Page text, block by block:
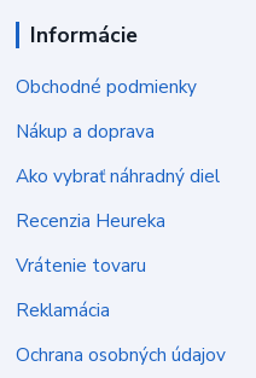
Informácie
Obchodné podmienky
Nákup a doprava
Ako vybrať náhradný diel
Recenzia Heureka
Vrátenie tovaru
Reklamácia
Ochrana osobných údajov